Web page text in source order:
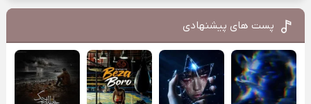
پست های پیشنهادی